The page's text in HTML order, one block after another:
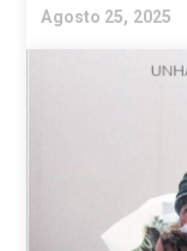
Agosto 25, 2025